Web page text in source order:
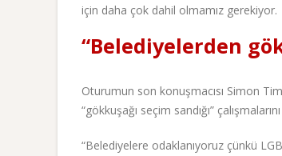
için daha çok dahil olmamız gerekiyor.
“Belediyelerden
Oturumun son konuşmacısı Simon
“gökkuşağı seçim sandığı”
“Belediyelere odaklanıyoruz çünkü